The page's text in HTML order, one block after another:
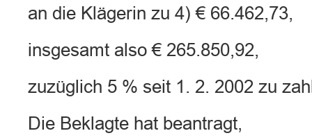
an die Klägerin zu 4) € 66.462,73,
insgesamt also € 265.850,92,
zuzüglich 5 % seit 1. 2. 2002 zu
Die Beklagte hat beantragt,